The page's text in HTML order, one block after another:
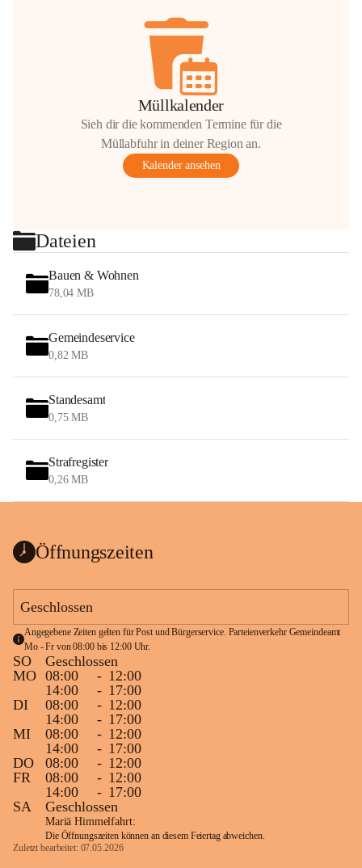
Müllkalender
Sieh dir die kommenden Termine für die
Müllabfuhr in deiner Region an.
Kalender ansehen
Dateien
Bauen & Wohnen
78,04 MB
Gemeindeservice
0,82 MB
Standesamt
0,75 MB
Strafregister
0,26 MB
Öffnungszeiten
Geschlossen
Angegebene Zeiten gelten für Post und Bürgerservice. Parteienverkehr Gemeindeamt
Mo - Fr von 08:00 bis 12:00 Uhr.
SO
Geschlossen
MO 08:00 - 12:00
14:00
- 17:00
DI
08:00 - 12:00
14:00
- 17:00
MI
08:00 - 12:00
14:00
- 17:00
DO
08:00 - 12:00
FR
08:00 - 12:00
14:00
- 17:00
SA
Geschlossen
Mariä Himmelfahrt:
Die Öffnungszeiten können an diesem Feiertag abweichen.
Zuletzt bearbeitet: 07.05.2026